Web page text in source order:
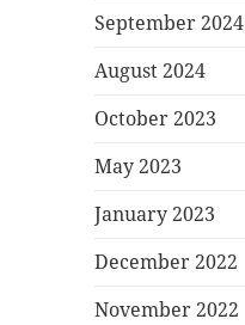
September 2024
August 2024
October 2023
May 2023
January 2023
December 2022
November 2022